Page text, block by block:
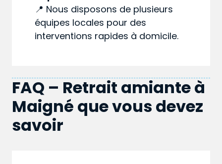
📍 Nous disposons de plusieurs
équipes locales pour des
interventions rapides à domicile.
FAQ – Retrait amiante à
Maigné que vous devez
savoir